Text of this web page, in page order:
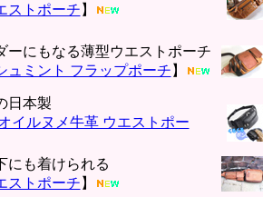
ストポーチ 】
ーにもなる薄型ウエストポーチ
ュミント フラップポーチ 】
日本製
イルヌメ牛革 ウエストポー
にも着けられる
ストポーチ 】